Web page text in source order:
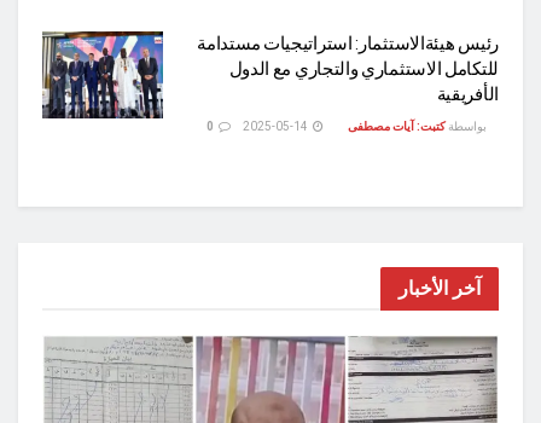
رئيس هيئةالاستثمار: استراتيجيات مستدامة
للتكامل الاستثماري والتجاري مع الدول
الأفريقية
بواسطة كتبت: آيات مصطفى
آخر الأخبار